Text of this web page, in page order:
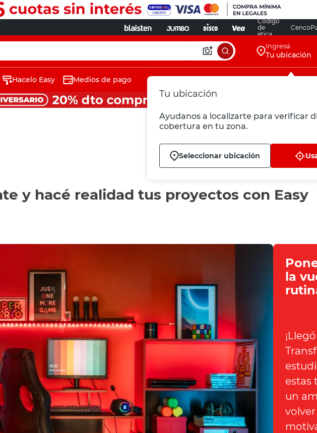
Código
de
ética
Ingresá
Tu ubicación
Tu ubicación
Ayudanos a localizarte para verificar
cobertura en tu zona.
Seleccionar ubicación
Hacelo Easy Medios de pago
y hacé realidad tus proyectos con Easy
la
estas
un